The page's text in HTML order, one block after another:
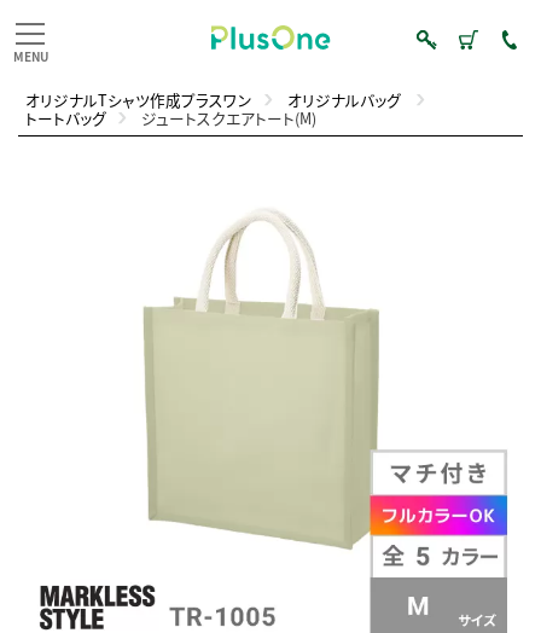
オリジナルTシャツ作成プラスワン オリジナルバッグ
トートバッグ ジュートスクエアトート(M)